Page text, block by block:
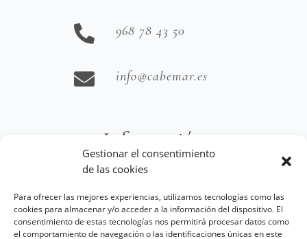
Gestionar el consentimiento
de las cookies
Para ofrecer las mejores experiencias, utilizamos tecnologías como las
cookies para almacenar y/o acceder a la información del dispositivo. El
consentimiento de estas tecnologías nos permitirá procesar datos como
el comportamiento de navegación o las identificaciones únicas en este
 968 78 43 50
 info@cabemar.es
Información
Política de Cookies
Términos y Condiciones de Venta